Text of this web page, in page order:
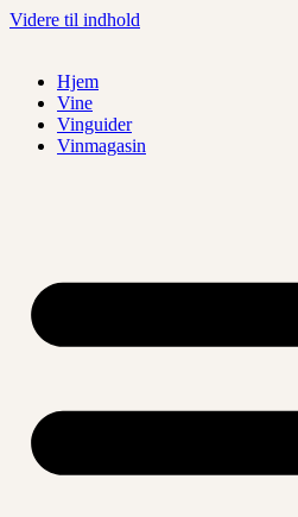
Videre til indhold
Hjem
Vine
Vinguider
Vinmagasin